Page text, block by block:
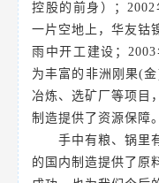
控股的前身）；
一片空地上，华友钴
雨中开工建设；
为丰富的非洲刚果(
冶炼、选矿厂等项目
制造提供了资源保障。
手中有粮、锅里
的国内制造提供了原